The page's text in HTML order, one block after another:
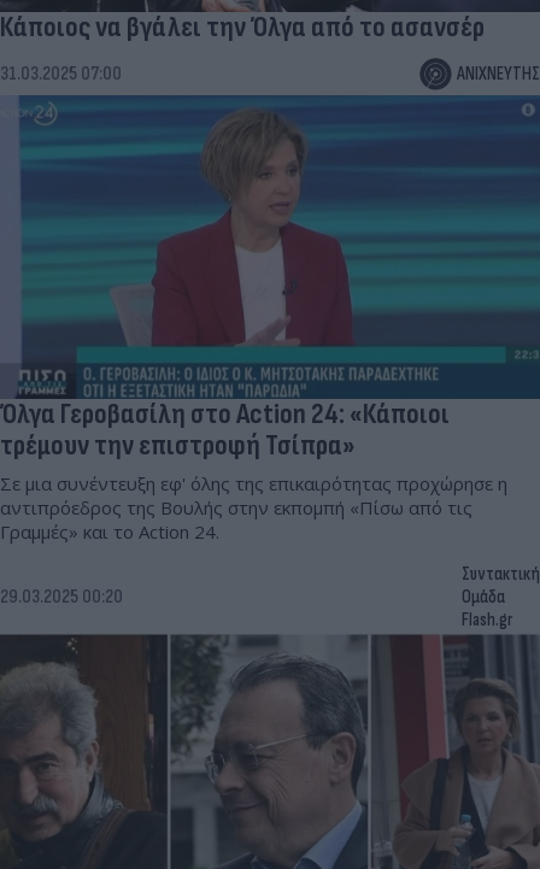
Κάποιος να βγάλει την Όλγα από το ασανσέρ
31.03.2025 07:00 ΑΝΙΧΝΕΥΤΗΣ
Όλγα Γεροβασίλη στο Action 24: «Κάποιοι
τρέμουν την επιστροφή Τσίπρα»
Σε μια συνέντευξη εφ' όλης της επικαιρότητας προχώρησε η
αντιπρόεδρος της Βουλής στην εκπομπή «Πίσω από τις
Γραμμές» και το Action 24.
29.03.2025 00:20
Συντακτική
Ομάδα
Flash.gr